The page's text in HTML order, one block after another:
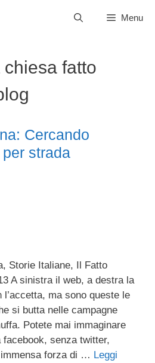
Menu
fatto
Cercando
strada
Storie Italiane, Il Fatto
A sinistra il web, a destra la
l’accetta, ma sono queste le
si butta nelle campagne
Potete mai immaginare
facebook, senza twitter,
forza di … Leggi